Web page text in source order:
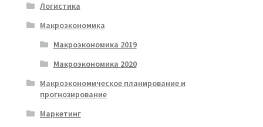
Логистика
Макроэкономика
Макроэкономика 2019
Макроэкономика 2020
Макроэкономическое планирование и
прогнозирование
Маркетинг